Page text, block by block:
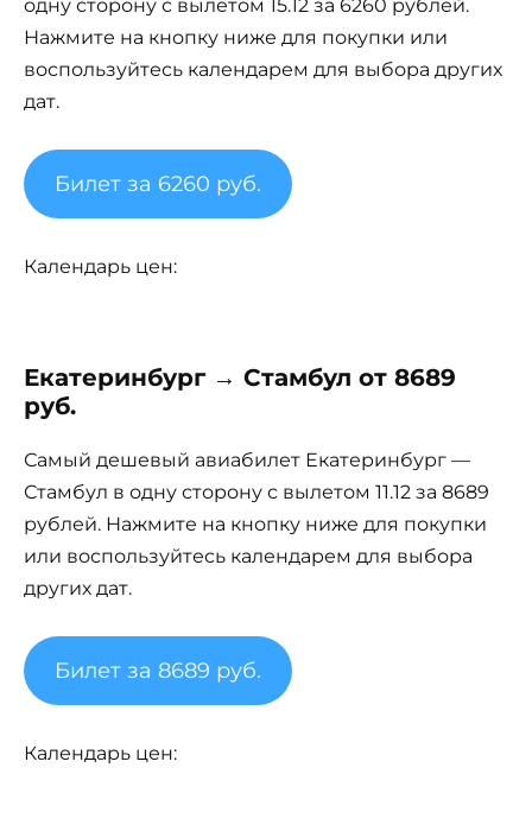
одну сторону с вылетом 15.12 за 6260 рублей.
Нажмите на кнопку ниже для покупки или
воспользуйтесь календарем для выбора других
дат.
Билет за 6260 руб.
Календарь цен:
Екатеринбург → Стамбул от 8689
руб.
Самый дешевый авиабилет Екатеринбург —
Стамбул в одну сторону с вылетом 11.12 за 8689
рублей. Нажмите на кнопку ниже для покупки
или воспользуйтесь календарем для выбора
других дат.
Билет за 8689 руб.
Календарь цен: